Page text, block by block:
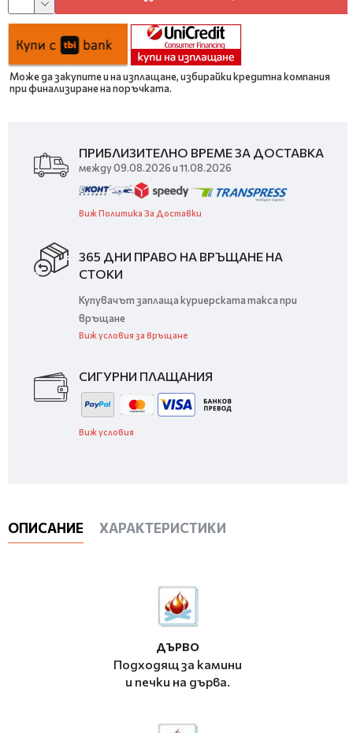
Може да закупите и на изплащане, избирайки кредитна компания
при финализиране на поръчката.
ПРИБЛИЗИТЕЛНО ВРЕМЕ ЗА ДОСТАВКА
между 09.08.2026 и 11.08.2026
Виж Политика За Доставки
365 ДНИ ПРАВО НА ВРЪЩАНЕ НА
СТОКИ
Купувачът заплаща куриерската такса при
връщане
Виж условия за връщане
СИГУРНИ ПЛАЩАНИЯ
Виж условия
ОПИСАНИЕ ХАРАКТЕРИСТИКИ
ДЪРВО
Подходящ за камини
и печки на дърва.